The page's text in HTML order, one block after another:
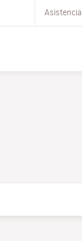
Asistencia